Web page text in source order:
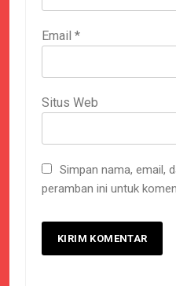
Email *
Situs Web
Simpan nama, email,
peramban ini untuk